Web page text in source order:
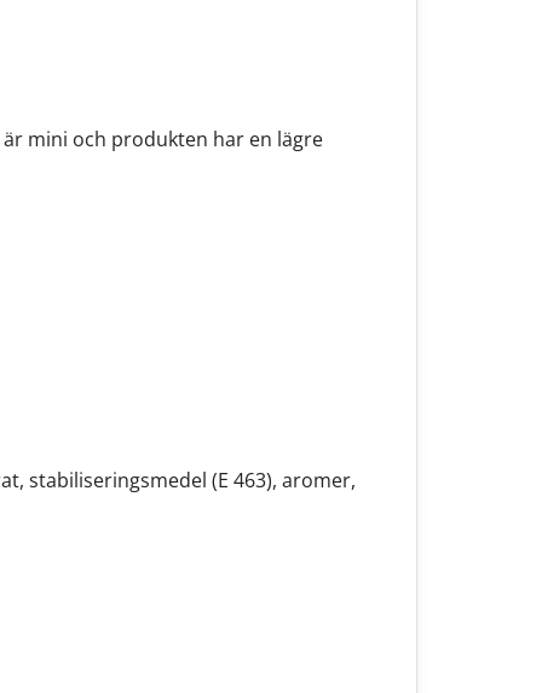
mini och produkten har en lägre
stabiliseringsmedel (E 463), aromer,